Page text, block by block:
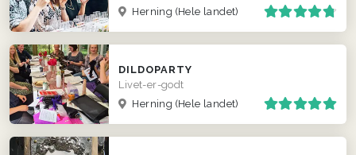
Herning (Hele landet)
DILDOPARTY
Livet-er-godt
Herning (Hele landet)